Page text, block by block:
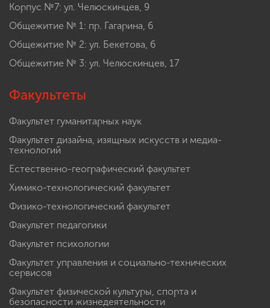
Корпус №7: ул. Челюскинцев, 9
Общежитие № 1: пр. Гагарина, 6
Общежитие № 2: ул. Бекетова, 6
Общежитие № 3: ул. Челюскинцев, 17
Факультеты
Факультет гуманитарных наук
Факультет дизайна, изящных искусств и медиа-
технологий
Естественно-географический факультет
Химико-технологический факультет
Физико-технологический факультет
Факультет педагогики
Факультет психологии
Факультет управления и социально-технических
сервисов
Факультет физической культуры, спорта и
безопасности жизнедеятельности